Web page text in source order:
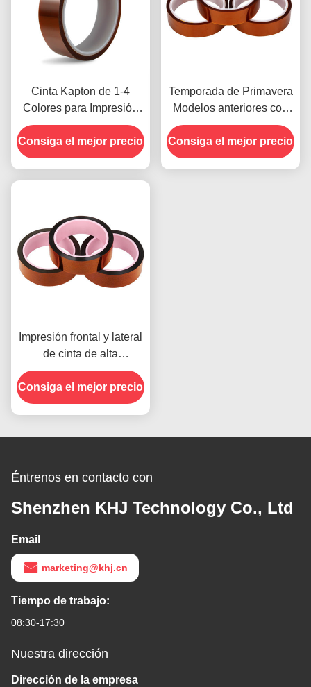
Cinta Kapton de 1-4
Colores para Impresión
en la Cara Delantera
Consiga el mejor precio
Temporada de Primavera
Modelos anteriores con
Resistencia a la
Humedad y Resistencia
al Despegue de
Consiga el mejor precio
Impresión frontal y lateral
de cinta de alta
temperatura para el
producto en stock
Consiga el mejor precio
Éntrenos en contacto con
Shenzhen KHJ Technology Co., Ltd
Email
marketing@khj.cn
Tiempo de trabajo:
08:30-17:30
Nuestra dirección
Dirección de la empresa